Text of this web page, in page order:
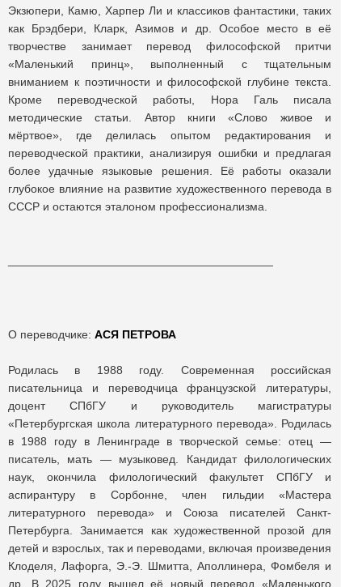
Экзюпери, Камю, Харпер Ли и классиков фантастики, таких
как Брэдбери, Кларк, Азимов и др. Особое место в её
творчестве занимает перевод философской притчи
«Маленький принц», выполненный с тщательным
вниманием к поэтичности и философской глубине текста.
Кроме переводческой работы, Нора Галь писала
методические статьи. Автор книги «Слово живое и
мёртвое», где делилась опытом редактирования и
переводческой практики, анализируя ошибки и предлагая
более удачные языковые решения. Её работы оказали
глубокое влияние на развитие художественного перевода в
СССР и остаются эталоном профессионализма.
О переводчике: АСЯ ПЕТРОВА
Родилась в 1988 году. Современная российская
писательница и переводчица французской литературы,
доцент СПбГУ и руководитель магистратуры
«Петербургская школа литературного перевода». Родилась
в 1988 году в Ленинграде в творческой семье: отец —
писатель, мать — музыковед. Кандидат филологических
наук, окончила филологический факультет СПбГУ и
аспирантуру в Сорбонне, член гильдии «Мастера
литературного перевода» и Союза писателей Санкт-
Петербурга. Занимается как художественной прозой для
детей и взрослых, так и переводами, включая произведения
Клоделя, Лафорга, Э.-Э. Шмитта, Аполлинера, Фомбеля и
др. В 2025 году вышел её новый перевод «Маленького